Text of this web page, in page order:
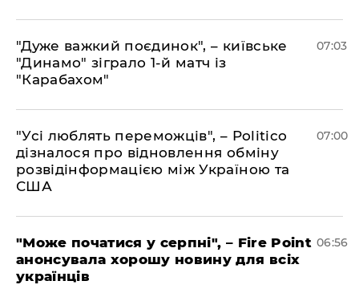
"Дуже важкий поєдинок", – київське
"Динамо" зіграло 1-й матч із
"Карабахом"
07:03
"Усі люблять переможців", – Politico
дізналося про відновлення обміну
розвідінформацією між Україною та
США
07:00
"Може початися у серпні", – Fire Point
анонсувала хорошу новину для всіх
українців
06:56